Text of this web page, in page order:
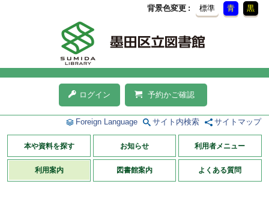
背景色変更 標準 青 黒
ログイン 予約かご確認
Foreign Language サイト内検索 サイトマップ
本や資料を探す お知らせ 利用者メニュー
利用案内 図書館案内 よくある質問